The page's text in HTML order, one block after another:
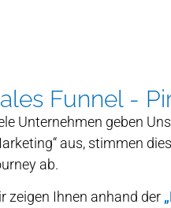
Funnel -
Unternehmen geben
aus, stimmen
ab.
zeigen Ihnen anhand der